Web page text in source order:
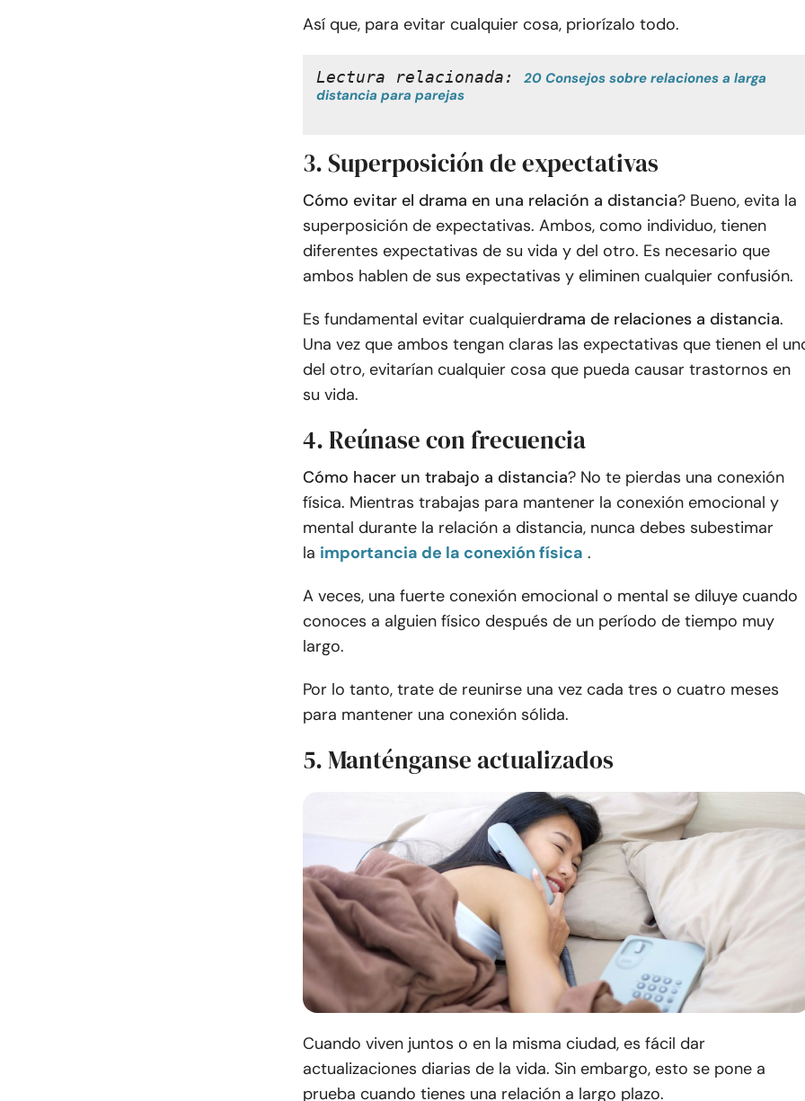
Así que, para evitar cualquier cosa, priorízalo todo.
Lectura relacionada: 20 Consejos sobre relaciones a larga
distancia para parejas
3. Superposición de expectativas
Cómo evitar el drama en una relación a distancia? Bueno, evita la
superposición de expectativas. Ambos, como individuo, tienen
diferentes expectativas de su vida y del otro. Es necesario que
ambos hablen de sus expectativas y eliminen cualquier confusión.
Es fundamental evitar cualquierdrama de relaciones a distancia.
Una vez que ambos tengan claras las expectativas que tienen el
del otro, evitarían cualquier cosa que pueda causar trastornos en
su vida.
4. Reúnase con frecuencia
Cómo hacer un trabajo a distancia? No te pierdas una conexión
física. Mientras trabajas para mantener la conexión emocional y
mental durante la relación a distancia, nunca debes subestimar
la importancia de la conexión física .
A veces, una fuerte conexión emocional o mental se diluye cuando
conoces a alguien físico después de un período de tiempo muy
largo.
Por lo tanto, trate de reunirse una vez cada tres o cuatro meses
para mantener una conexión sólida.
5. Manténganse actualizados
Cuando viven juntos o en la misma ciudad, es fácil dar
actualizaciones diarias de la vida. Sin embargo, esto se pone a
prueba cuando tienes una relación a largo plazo.